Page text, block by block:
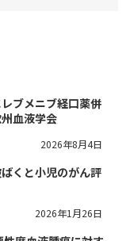
ブメニブ経口薬併
血液学会
2026年8月4日
くと小児のがん評
2026年1月26日